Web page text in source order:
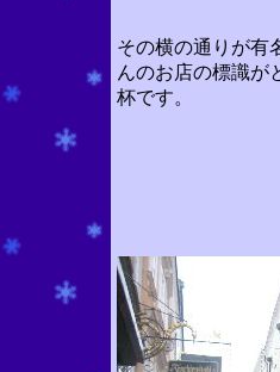
その横の通りが有
んのお店の標識が
杯です。